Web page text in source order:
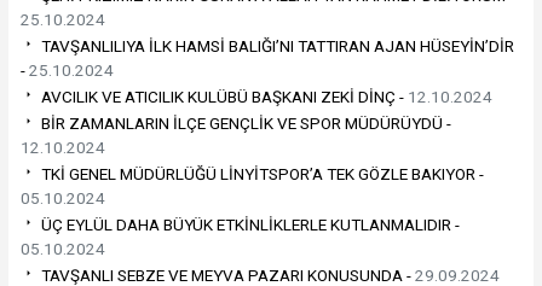
25.10.2024
TAVŞANLILIYA İLK HAMSİ BALIĞI’NI TATTIRAN AJAN HÜSEYİN’DİR
-25.10.2024
AVCILIK VE ATICILIK KULÜBÜ BAŞKANI ZEKİ DİNÇ - 12.10.2024
BİR ZAMANLARIN İLÇE GENÇLİK VE SPOR MÜDÜRÜYDÜ -
12.10.2024
TKİ GENEL MÜDÜRLÜĞÜ LİNYİTSPOR’A TEK GÖZLE BAKIYOR -
05.10.2024
ÜÇ EYLÜL DAHA BÜYÜK ETKİNLİKLERLE KUTLANMALIDIR -
05.10.2024
TAVŞANLI SEBZE VE MEYVA PAZARI KONUSUNDA -29.09.2024